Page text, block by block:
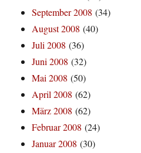
September 2008 (34)
August 2008 (40)
Juli 2008 (36)
Juni 2008 (32)
Mai 2008 (50)
April 2008 (62)
März 2008 (62)
Februar 2008 (24)
Januar 2008 (30)